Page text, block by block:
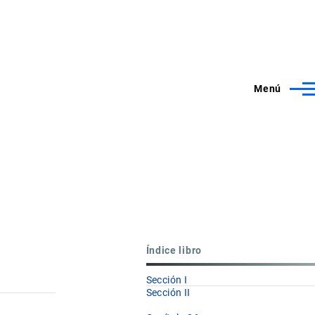
Menú
Índice libro
Sección I
Sección II